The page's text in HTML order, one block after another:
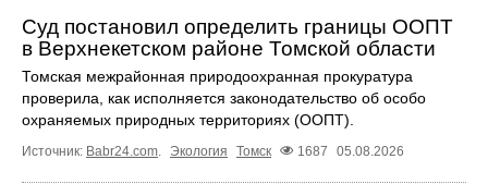
Суд постановил определить границы ООПТ
в Верхнекетском районе Томской области
Томская межрайонная природоохранная прокуратура
проверила, как исполняется законодательство об особо
охраняемых природных территориях (ООПТ).
Источник: Babr24.com. Экология Томск 1687 05.08.2026